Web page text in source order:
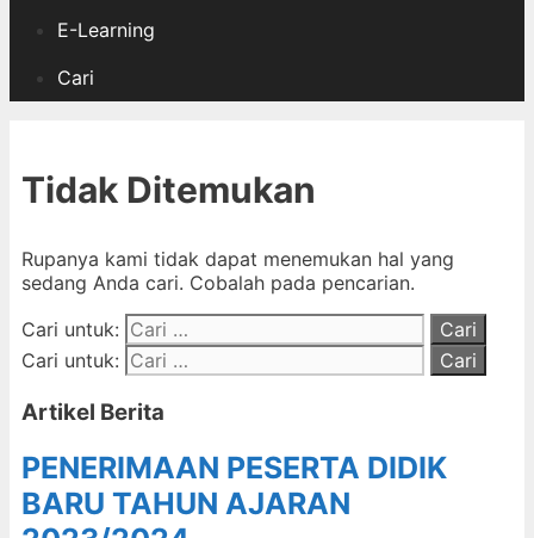
E-Learning
Cari
Tidak Ditemukan
Rupanya kami tidak dapat menemukan hal yang
sedang Anda cari. Cobalah pada pencarian.
Cari untuk:
Cari untuk:
Artikel Berita
PENERIMAAN PESERTA DIDIK
BARU TAHUN AJARAN